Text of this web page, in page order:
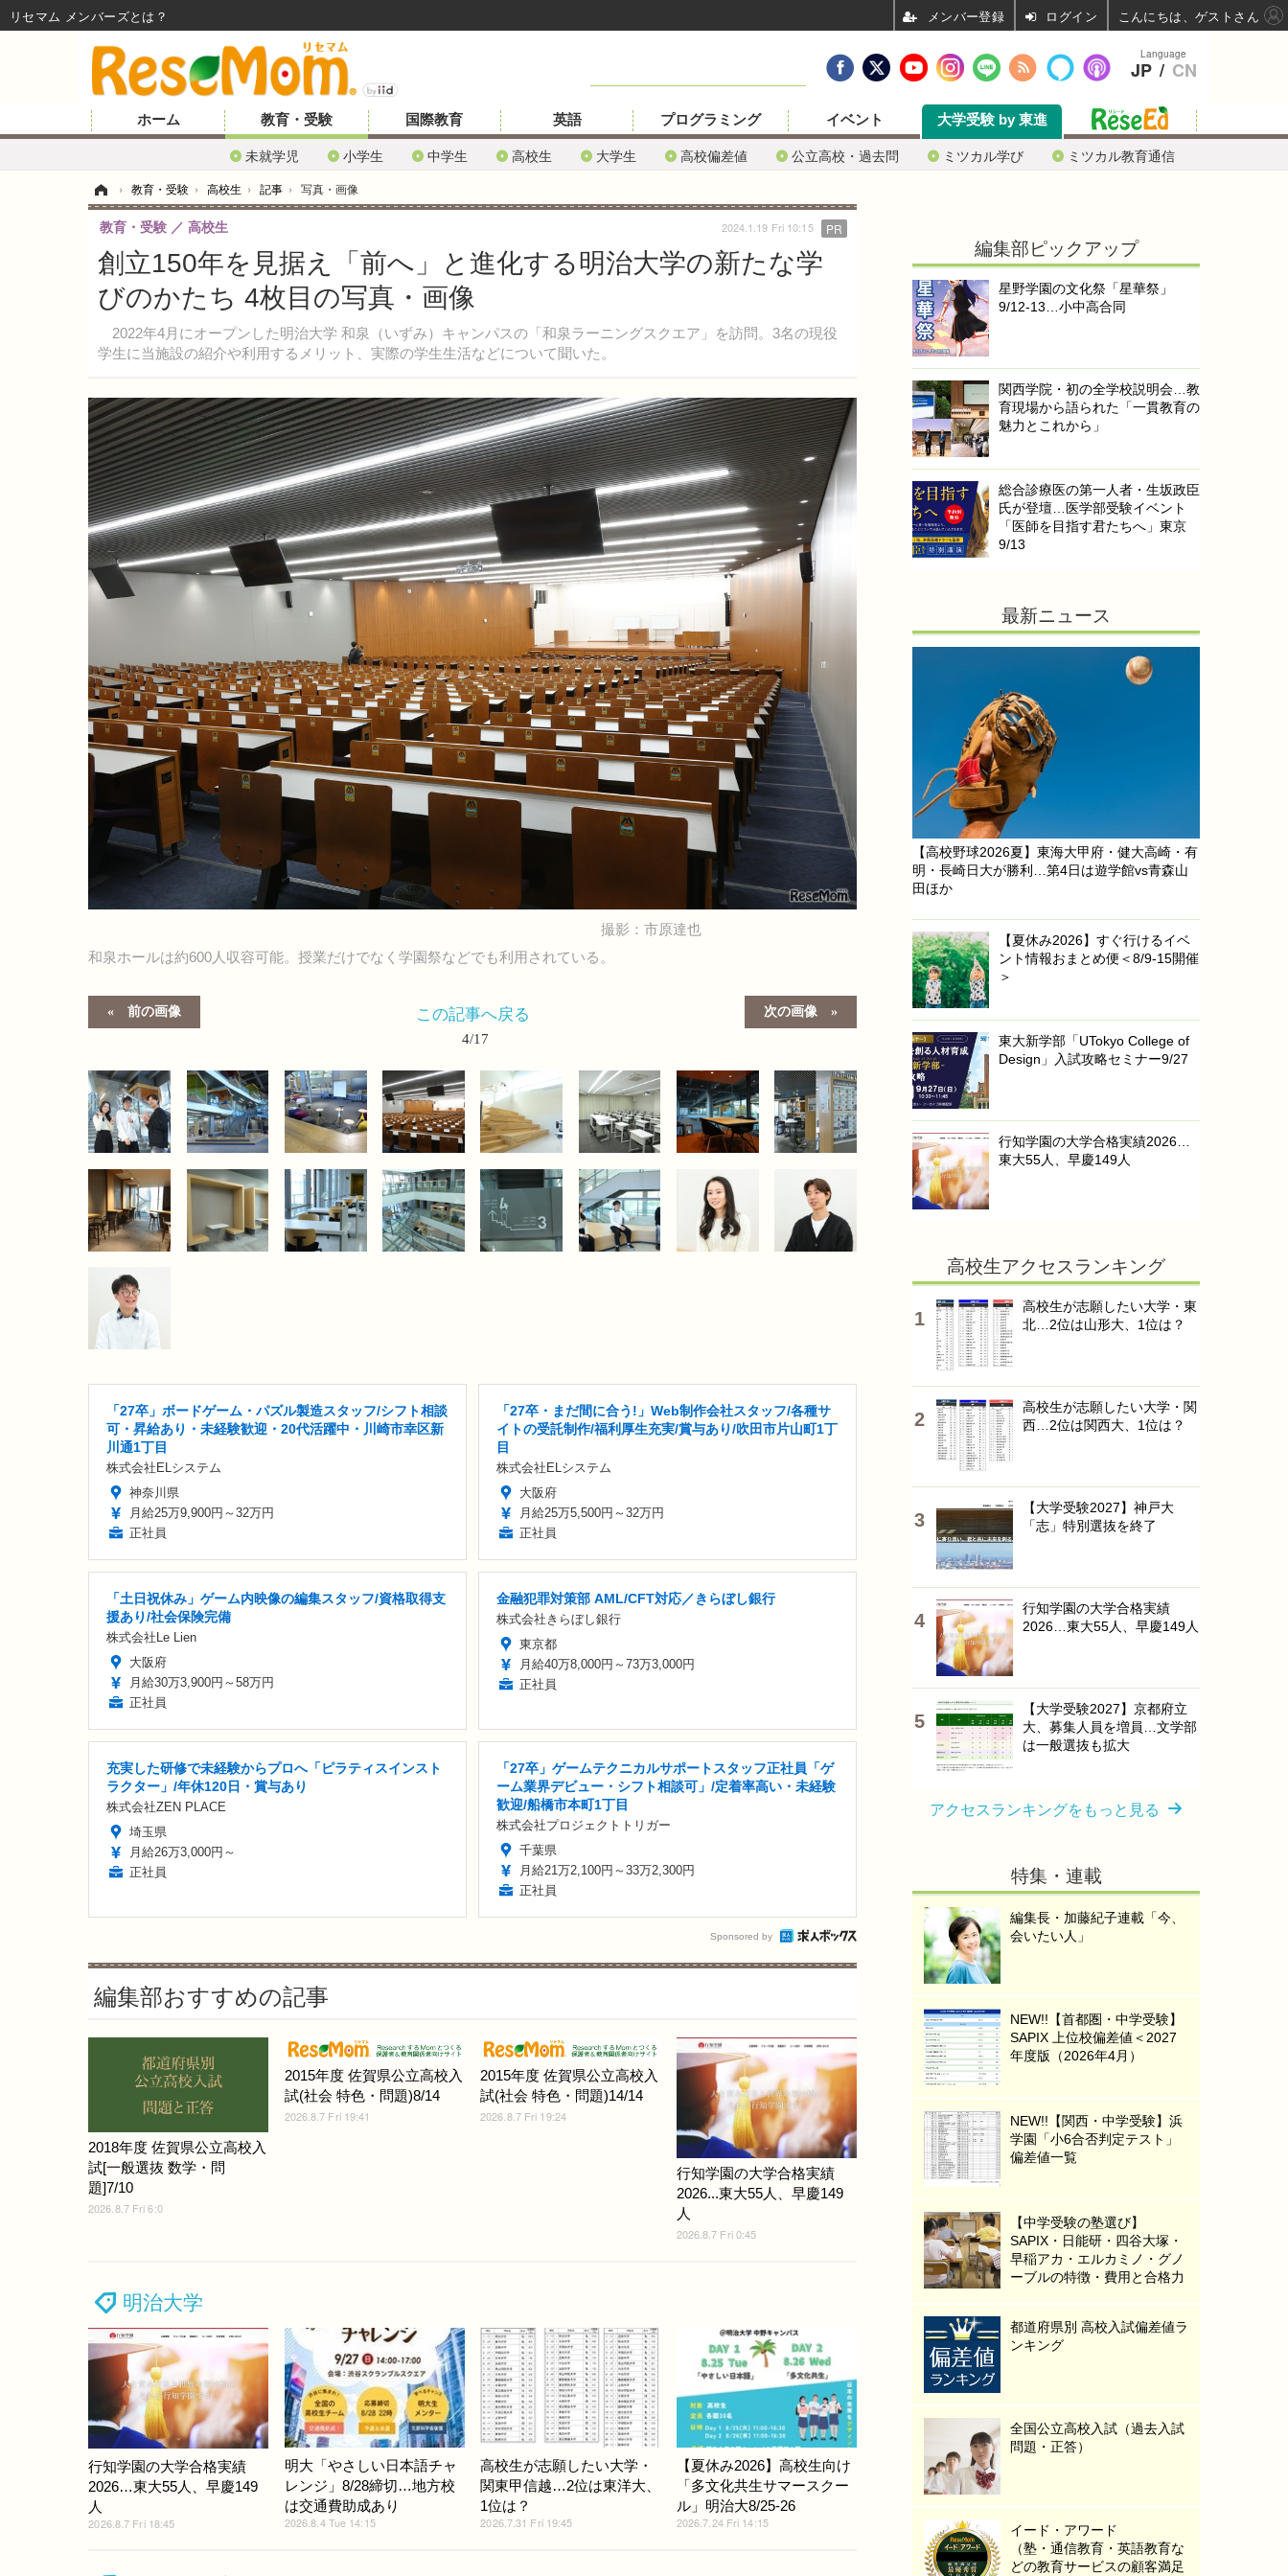
ホーム 教育・受験
未就学児 小学生 中学生 高校生 大学生 高校偏差値 公立高校・過去問 ミツカル学び ミツカル教育通信
国際教育 英語 プログラミング イベント 大学受験 by 東進
› 教育・受験 › 高校生 › 記事 › 写真・画像
創立150年を見据え「前へ」と進化する明治大学の新たな学
びのかたち 4枚目の写真・画像
2022年4月にオープンした明治大学 和泉（いずみ）キャンパスの「和泉ラーニングスクエア」を訪問。3名の現役
学生に当施設の紹介や利用するメリット、実際の学生生活などについて聞いた。
教育・受験 高校生 2024.1.19 Fri 10:15 PR
撮影：市原達也
和泉ホールは約600人収容可能。授業だけでなく学園祭などでも利用されている。
前の画像 次の画像
この記事へ戻る
4/17
「27卒」ボードゲーム・パズル製造スタッフ/シフト相談
可・昇給あり・未経験歓迎・20代活躍中・川崎市幸区新
川通1丁目
株式会社ELシステム
神奈川県
月給25万9,900円～32万円
正社員
「27卒・まだ間に合う!」Web制作会社スタッフ/各種サ
イトの受託制作/福利厚生充実/賞与あり/吹田市片山町1丁
目
株式会社ELシステム
大阪府
月給25万5,500円～32万円
正社員
「土日祝休み」ゲーム内映像の編集スタッフ/資格取得支
援あり/社会保険完備
株式会社Le Lien
大阪府
月給30万3,900円～58万円
正社員
金融犯罪対策部 AML/CFT対応／きらぼし銀行
株式会社きらぼし銀行
東京都
月給40万8,000円～73万3,000円
正社員
充実した研修で未経験からプロへ「ピラティスインスト
ラクター」/年休120日・賞与あり
株式会社ZEN PLACE
埼玉県
月給26万3,000円～
正社員
「27卒」ゲームテクニカルサポートスタッフ正社員「ゲ
ーム業界デビュー・シフト相談可」/定着率高い・未経験
歓迎/船橋市本町1丁目
株式会社プロジェクトトリガー
千葉県
月給21万2,100円～33万2,300円
正社員
Sponsored by
編集部おすすめの記事
2018年度 佐賀県公立高校入
試[一般選抜 数学・問
題]7/10
2026.8.7 Fri 6:0
2015年度 佐賀県公立高校入
試(社会 特色・問題)8/14
2026.8.7 Fri 19:41
2015年度 佐賀県公立高校入
試(社会 特色・問題)14/14
2026.8.7 Fri 19:24
行知学園の大学合格実績
2026...東大55人、早慶149
人
2026.8.7 Fri 0:45
明治大学
行知学園の大学合格実績
2026…東大55人、早慶149
人
2026.8.7 Fri 18:45
明大「やさしい日本語チャ
レンジ」8/28締切…地方校
は交通費助成あり
2026.8.4 Tue 14:15
高校生が志願したい大学・
関東甲信越…2位は東洋大、
1位は？
2026.7.31 Fri 19:45
【夏休み2026】高校生向け
「多文化共生サマースクー
ル」明治大8/25-26
2026.7.24 Fri 14:15
編集部ピックアップ
星野学園の文化祭「星華祭」
9/12-13…小中高合同
関西学院・初の全学校説明会…教
育現場から語られた「一貫教育の
魅力とこれから」
総合診療医の第一人者・生坂政臣
氏が登壇…医学部受験イベント
「医師を目指す君たちへ」東京
9/13
最新ニュース
【高校野球2026夏】東海大甲府・健大高崎・有
明・長崎日大が勝利…第4日は遊学館vs青森山
田ほか
【夏休み2026】すぐ行けるイベ
ント情報おまとめ便＜8/9-15開催
＞
東大新学部「UTokyo College of
Design」入試攻略セミナー9/27
行知学園の大学合格実績2026…
東大55人、早慶149人
高校生アクセスランキング
高校生が志願したい大学・東
北…2位は山形大、1位は？
高校生が志願したい大学・関
西…2位は関西大、1位は？
【大学受験2027】神戸大
「志」特別選抜を終了
行知学園の大学合格実績
2026…東大55人、早慶149人
【大学受験2027】京都府立
大、募集人員を増員…文学部
は一般選抜も拡大
アクセスランキングをもっと見る
特集・連載
編集長・加藤紀子連載「今、
会いたい人」
NEW!!【首都圏・中学受験】
SAPIX 上位校偏差値＜2027
年度版（2026年4月）
NEW!!【関西・中学受験】浜
学園「小6合否判定テスト」
偏差値一覧
【中学受験の塾選び】
SAPIX・日能研・四谷大塚・
早稲アカ・エルカミノ・グノ
ーブルの特徴・費用と合格力
都道府県別 高校入試偏差値ラ
ンキング
全国公立高校入試（過去入試
問題・正答）
イード・アワード
（塾・通信教育・英語教育な
どの教育サービスの顧客満足
Language
JP / CN
リセマム メンバーズ ログイン こんにちは、ゲストさん